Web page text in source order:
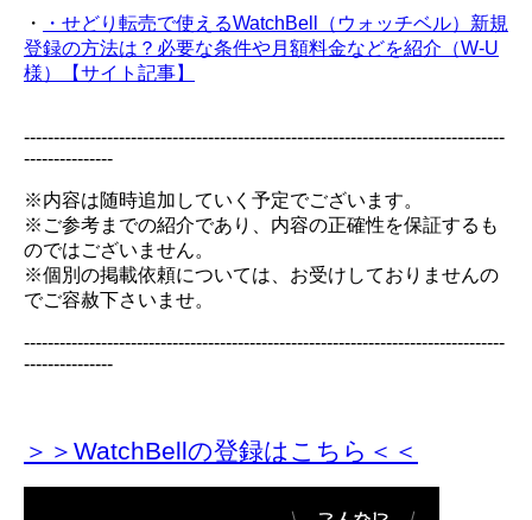
・
・せどり転売で使えるWatchBell（ウォッチベル）新規
登録の方法は？必要な条件や月額料金などを紹介（W-U
様）【サイト記事】
---------------------------------------------------------------------------------
---------------
※内容は随時追加していく予定でございます。
※ご参考までの紹介であり、内容の正確性を保証するも
のではございません。
※個別の掲載依頼については、お受けしておりませんの
でご容赦下さいませ。
---------------------------------------------------------------------------------
---------------
＞＞WatchBellの登録はこちら＜＜